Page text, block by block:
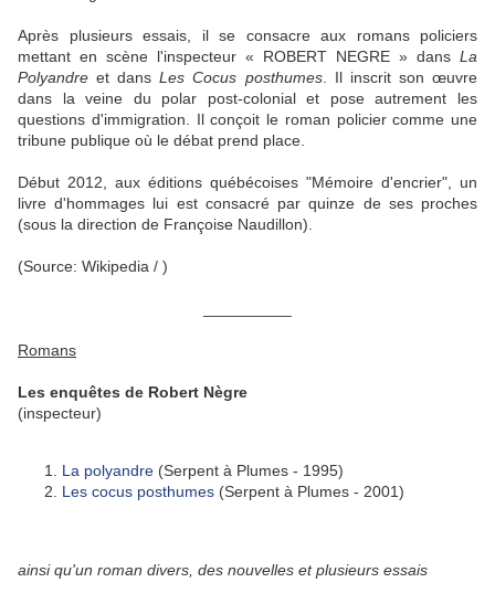
Après plusieurs essais, il se consacre aux romans policiers
mettant en scène l'inspecteur « ROBERT NEGRE » dans La
Polyandre et dansLes Cocus posthumes. Il inscrit son œuvre
dans la veine du polar post-colonial et pose autrement les
questions d'immigration. Il conçoit le roman policier comme une
tribune publique où le débat prend place.
Début 2012, aux éditions québécoises "Mémoire d'encrier", un
livre d'hommages lui est consacré par quinze de ses proches
(sous la direction de Françoise Naudillon).
(Source: Wikipedia / )
Romans
Les enquêtes de Robert Nègre
(inspecteur)
La polyandre (Serpent à Plumes - 1995)
Les cocus posthumes (Serpent à Plumes - 2001)
ainsi qu'un roman divers, des nouvelles et plusieurs essais